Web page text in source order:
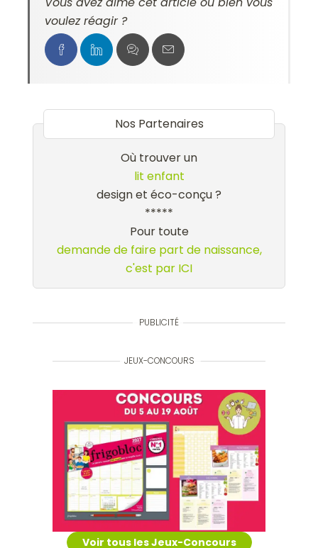
voulez réagir ?
Nos Partenaires
Où trouver un
lit enfant
design et éco-conçu ?
*****
Pour toute
demande de faire part de naissance,
c'est par ICI
PUBLICITÉ
JEUX-CONCOURS
Voir tous les Jeux-Concours